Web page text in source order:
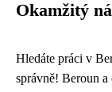
Okamžitý
Hledáte práci v
správně! Beroun